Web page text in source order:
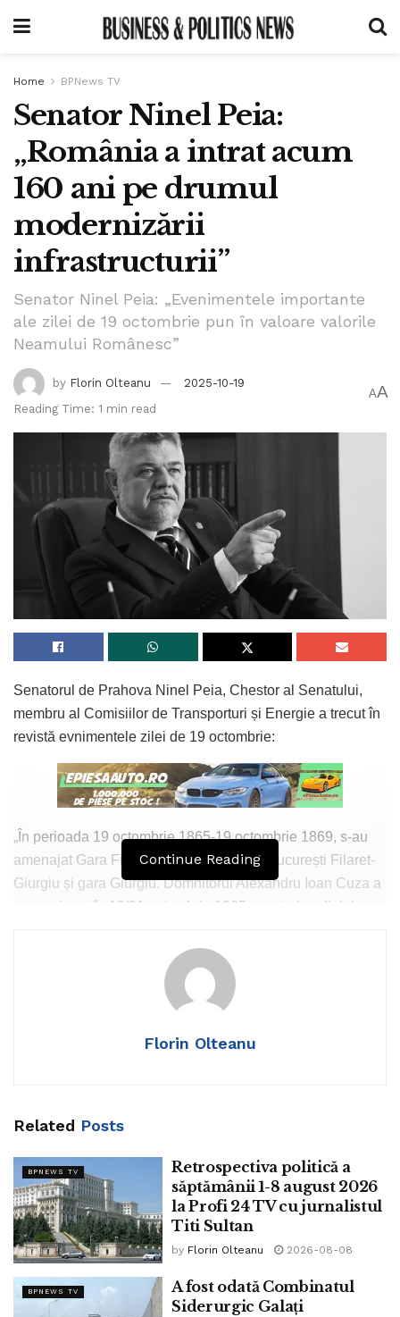
Home BPNews TV
Senator Ninel Peia:
„România a intrat acum
160 ani pe drumul
modernizării
infrastructurii”
Senator Ninel Peia: „Evenimentele importante
ale zilei de 19 octombrie pun în valoare valorile
Neamului Românesc”
by Florin Olteanu
2025-10-19
Reading Time: 1 min read
AA
Senatorul de Prahova Ninel Peia, Chestor al Senatului,
membru al Comisiilor de Transporturi și Energie a trecut în
revistă evnimentele zilei de 19 octombrie:
„În perioada 19 octombrie 1865-19 octombrie 1869, s-au
amenajat Gara Filaret, gările de pe linia București Filaret-
Giurgiu și gara Giurgiu. Domnitorul Alexandru Ioan Cuza a
concesionat în 19/31 octombrie 1865 construirea liniei unor
Staniforth, lucrarea fiind continuată de Principele Carol I.
Cursa inagurală a avut loc pe pe 19/31 octombrie 1869.
Ulterior, în noiembrie 1869, Carol I și soția sa Principesa
Continue Reading
Florin Olteanu
Related Posts
BPNEWS TV
Retrospectiva politică a
săptămânii 1-8 august 2026
la Profi 24 TV cu jurnalistul
Titi Sultan
by Florin Olteanu 2026-08-08
BPNEWS TV
A fost odată Combinatul
Siderurgic Galați